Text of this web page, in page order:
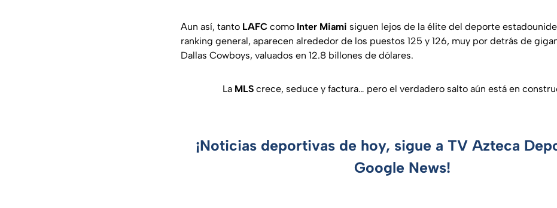
Aun así, tanto LAFC como Inter Miami siguen lejos de la élite del deporte
ranking general, aparecen alrededor de los puestos 125 y 126, muy por detrás de
Dallas Cowboys, valuados en 12.8 billones de dólares.
La MLScrece, seduce y factura… pero el verdadero salto aún está en
¡Noticias deportivas de hoy, sigue a TV Azteca
Google News!